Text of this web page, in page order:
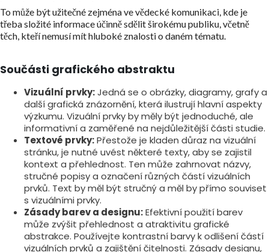
To může být užitečné zejména ve vědecké komunikaci, kde je
třeba složité informace účinně sdělit širokému publiku, včetně
těch, kteří nemusí mít hluboké znalosti o daném tématu.
Součásti grafického abstraktu
Vizuální prvky:Jedná se o obrázky, diagramy, grafy a
další grafická znázornění, která ilustrují hlavní aspekty
výzkumu. Vizuální prvky by měly být jednoduché, ale
informativní a zaměřené na nejdůležitější části studie.
Textové prvky:Přestože je kladen důraz na vizuální
stránku, je nutné uvést některé texty, aby se zajistil
kontext a přehlednost. Ten může zahrnovat názvy,
stručné popisy a označení různých částí vizuálních
prvků. Text by měl být stručný a měl by přímo souviset
s vizuálními prvky.
Zásady barev a designu:Efektivní použití barev
může zvýšit přehlednost a atraktivitu grafické
abstrakce. Používejte kontrastní barvy k odlišení částí
vizuálních prvků a zajištění čitelnosti. Zásady designu,